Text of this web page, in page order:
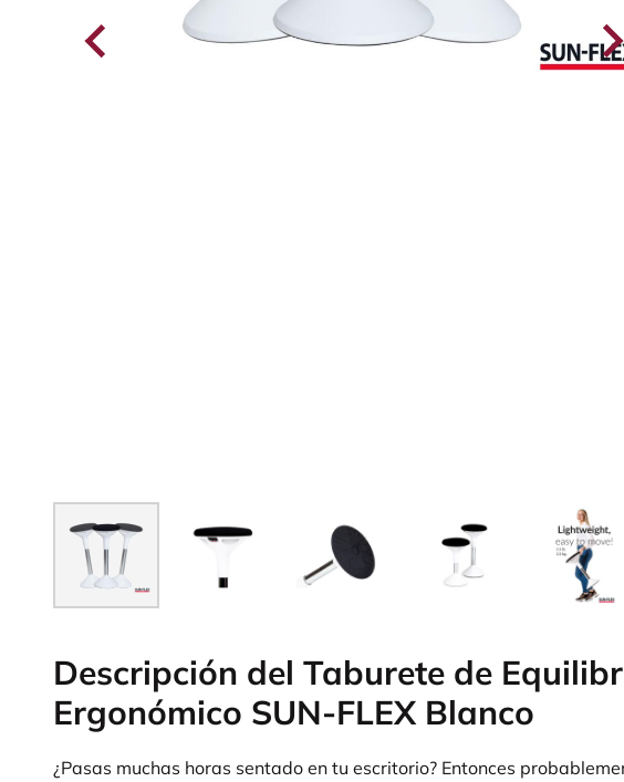
Descripción del Taburete de
Ergonómico SUN-FLEX Blanco
¿Pasas muchas horas sentado en tu escritorio? Entonces